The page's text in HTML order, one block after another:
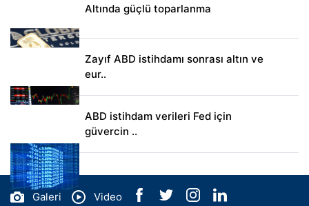
Altında güçlü toparlanma
Zayıf ABD istihdamı sonrası altın ve
eur..
ABD istihdam verileri Fed için
güvercin ..
Galeri Video